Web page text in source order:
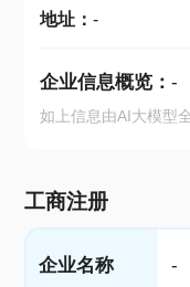
地址： -
企业信息概览： -
如上信息由AI大模型
工商注册
企业名称 -